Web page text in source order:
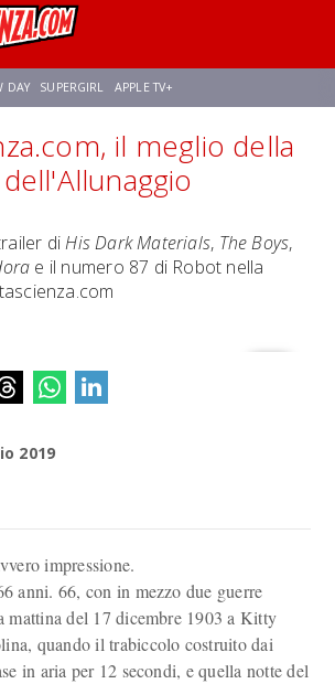
DAY SUPERGIRL APPLE TV+
ZENDAYA STAR TREK AVENGERS: DOOMSDAY
il meglio della
diHis Dark Materials, The Boys,
e il numero 87 di Robot nella
2019
impressione.
anni. 66, con in mezzo due guerre
mattina del 17 dicembre 1903 a Kitty
quando il trabiccolo costruito dai
in aria per 12 secondi, e quella notte del